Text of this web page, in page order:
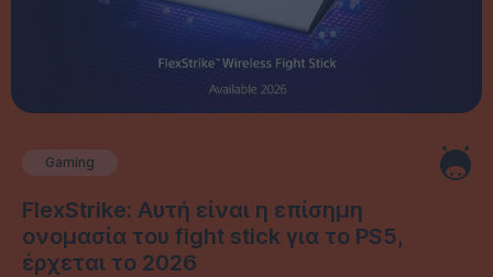
Gaming
FlexStrike: Αυτή είναι η επίσημη
ονομασία του fight stick για το PS5,
έρχεται το 2026